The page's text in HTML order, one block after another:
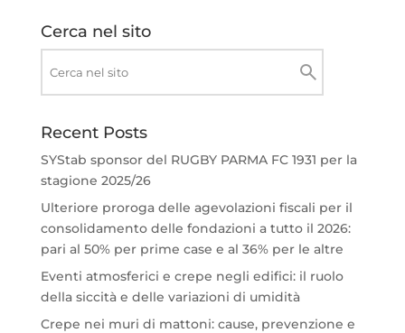
Cerca nel sito
Recent Posts
SYStab sponsor del RUGBY PARMA FC 1931 per la
stagione 2025/26
Ulteriore proroga delle agevolazioni fiscali per il
consolidamento delle fondazioni a tutto il 2026:
pari al 50% per prime case e al 36% per le altre
Eventi atmosferici e crepe negli edifici: il ruolo
della siccità e delle variazioni di umidità
Crepe nei muri di mattoni: cause, prevenzione e